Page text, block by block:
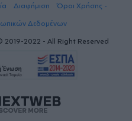
Διαφήμιση
Όροι Χρήσης -
Δεδομένων
2022 - All Right Reserved